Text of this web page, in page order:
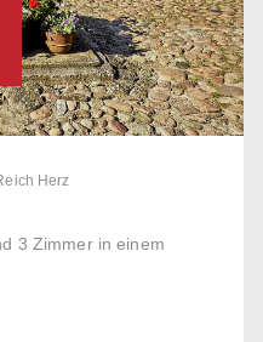
Herz
3 Zimmer in einem